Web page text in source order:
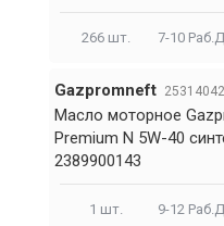
266 шт. 7-10
Gazpromneft
Масло моторное
Premium N 5W-40
2389900143
1 шт. 9-12